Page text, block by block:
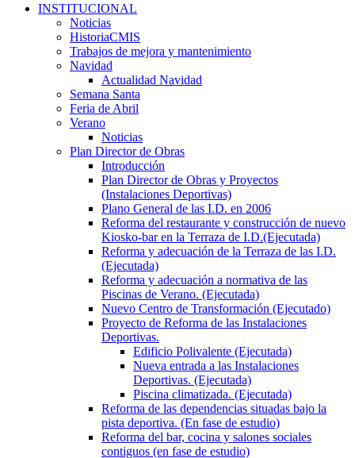
INSTITUCIONAL
Noticias
HistoriaCMIS
Trabajos de mejora y mantenimiento
Navidad
Actualidad Navidad
Semana Santa
Feria de Abril
Verano
Noticias
Plan Director de Obras
Introducción
Plan Director de Obras y Proyectos
(Instalaciones Deportivas)
Plano General de las I.D. en 2006
Reforma del restaurante y construcción de nuevo
Kiosko-bar en la Terraza de I.D.(Ejecutada)
Reforma y adecuación de la Terraza de las I.D.
(Ejecutada)
Reforma y adecuación a normativa de las
Piscinas de Verano. (Ejecutada)
Nuevo Centro de Transformación (Ejecutado)
Proyecto de Reforma de las Instalaciones
Deportivas.
Edificio Polivalente (Ejecutada)
Nueva entrada a las Instalaciones
Deportivas. (Ejecutada)
Piscina climatizada. (Ejecutada)
Reforma de las dependencias situadas bajo la
pista deportiva. (En fase de estudio)
Reforma del bar, cocina y salones sociales
contiguos (en fase de estudio)